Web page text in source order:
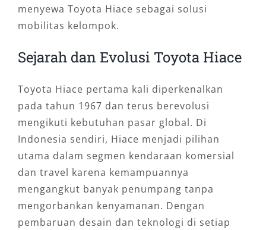
menyewa Toyota Hiace sebagai solusi
mobilitas kelompok.
Sejarah dan Evolusi Toyota Hiace
Toyota Hiace pertama kali diperkenalkan
pada tahun 1967 dan terus berevolusi
mengikuti kebutuhan pasar global. Di
Indonesia sendiri, Hiace menjadi pilihan
utama dalam segmen kendaraan komersial
dan travel karena kemampuannya
mengangkut banyak penumpang tanpa
mengorbankan kenyamanan. Dengan
pembaruan desain dan teknologi di setiap